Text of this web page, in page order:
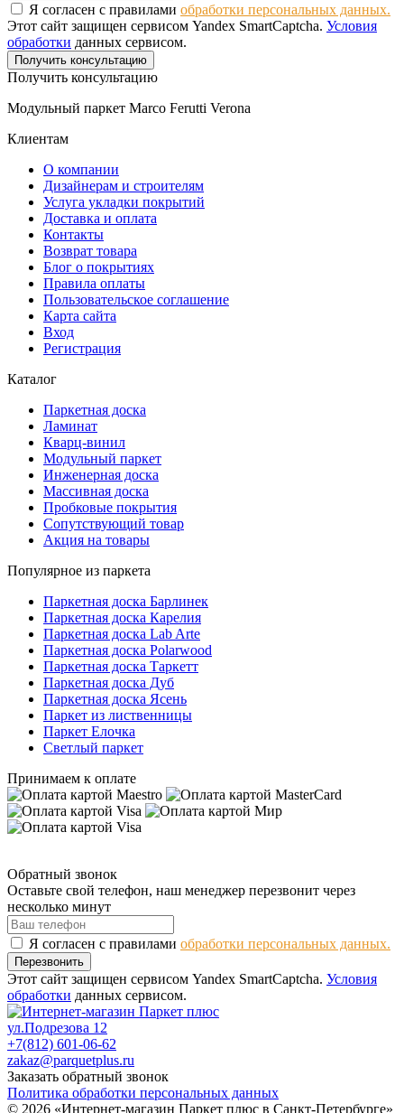
Я согласен с правилами обработки персональных данных.
Этот сайт защищен сервисом Yandex SmartCaptcha. Условия
обработки данных сервисом.
Получить консультацию
Получить консультацию
Модульный паркет Marco Ferutti Verona
Клиентам
О компании
Дизайнерам и строителям
Услуга укладки покрытий
Доставка и оплата
Контакты
Возврат товара
Блог о покрытиях
Правила оплаты
Пользовательское соглашение
Карта сайта
Вход
Регистрация
Каталог
Паркетная доска
Ламинат
Кварц-винил
Модульный паркет
Инженерная доска
Массивная доска
Пробковые покрытия
Сопутствующий товар
Акция на товары
Популярное из паркета
Паркетная доска Барлинек
Паркетная доска Карелия
Паркетная доска Lab Arte
Паркетная доска Polarwood
Паркетная доска Таркетт
Паркетная доска Дуб
Паркетная доска Ясень
Паркет из лиственницы
Паркет Елочка
Светлый паркет
Принимаем к оплате
Обратный звонок
Оставьте свой телефон, наш менеджер перезвонит через
несколько минут
Я согласен с правилами обработки персональных данных.
Перезвонить
Этот сайт защищен сервисом Yandex SmartCaptcha. Условия
обработки данных сервисом.
ул.Подрезова 12
+7(812) 601-06-62
zakaz@parquetplus.ru
Заказать обратный звонок
Политика обработки персональных данных
© 2026 «Интернет-магазин Паркет плюс в Санкт-Петербурге»